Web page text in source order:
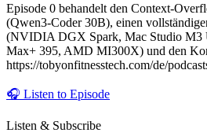
Episode 0 behandelt den Context-
(Qwen3-Coder 30B), einen
(NVIDIA DGX Spark, Mac Studio M3
Max+ 395, AMD MI300X) und den
https://tobyonfitnesstech.com/de/
🎧 Listen to Episode
Listen & Subscribe